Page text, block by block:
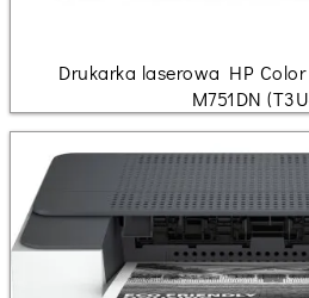
Drukarka laserowa HP
M751DN